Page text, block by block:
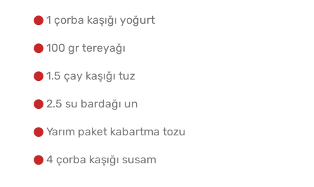
1 çorba kaşığı yoğurt
100 gr tereyağı
1.5 çay kaşığı tuz
2.5 su bardağı un
Yarım paket kabartma tozu
4 çorba kaşığı susam